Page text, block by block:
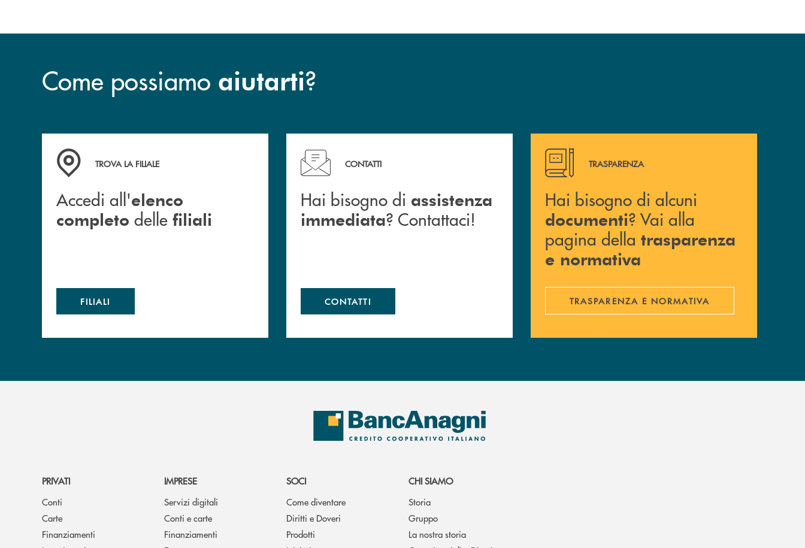
Come possiamo aiutarti?
Accedi all' elenco completo delle filiali
TROVA LA FILIALE
Accedi all'elenco
completo delle filiali
FILIALI
Hai bisogno di assistenza immediata ? Contattaci!
CONTATTI
Hai bisogno di assistenza
immediata? Contattaci!
CONTATTI
Hai bisogno di alcuni documenti ? Vai alla pagina della
TRASPARENZA
Hai bisogno di alcuni
documenti? Vai alla
pagina della trasparenza
e normativa
TRASPARENZA E NORMATIVA
PRIVATI
Conti
Carte
Finanziamenti
IMPRESE
Servizi digitali
Conti e carte
Finanziamenti
SOCI
Come diventare
Diritti e Doveri
Prodotti
CHI SIAMO
Storia
Gruppo
La nostra storia